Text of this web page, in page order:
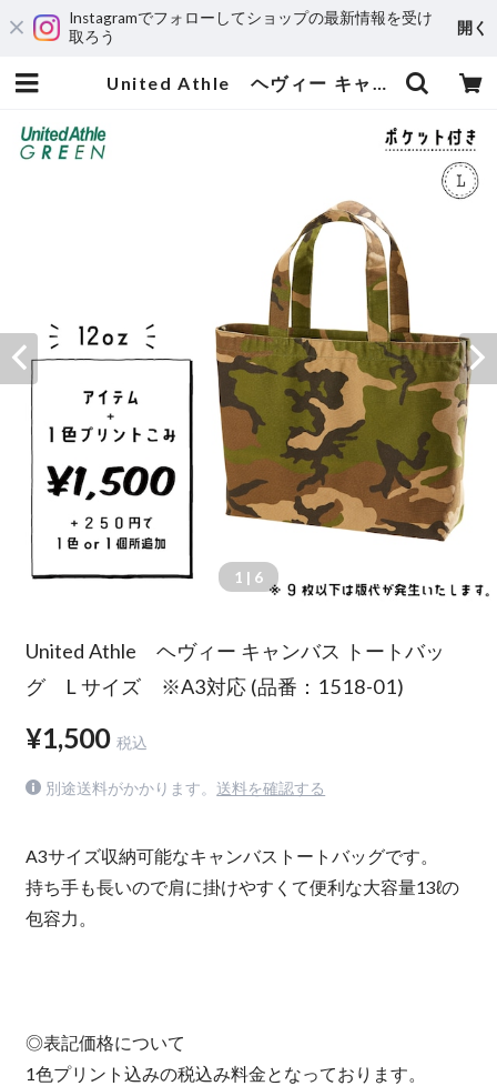
Instagramでフォローしてショップの最新情報を受け
取ろう
開く
United Athle ヘヴィー キャンバス トートバッグ L サイズ ※A3対応 (品番：1518-01) | Mori Screen Printing Office Online / 森印刷事務所
1 | 6
United Athle ヘヴィー キャンバス トートバッ
グ L サイズ ※A3対応 (品番：1518-01)
¥1,500 税込
別途送料がかかります。 送料を確認する
A3サイズ収納可能なキャンバストートバッグです。
持ち手も長いので肩に掛けやすくて便利な大容量13ℓの
包容力。
◎表記価格について
1色プリント込みの税込み料金となっております。